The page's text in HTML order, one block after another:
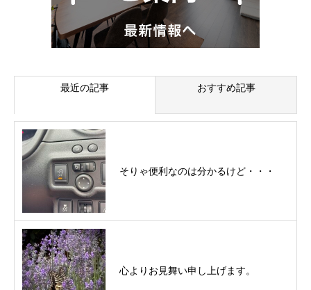
最近の記事 おすすめ記事
そりゃ便利なのは分かるけど・・・
心よりお見舞い申し上げます。